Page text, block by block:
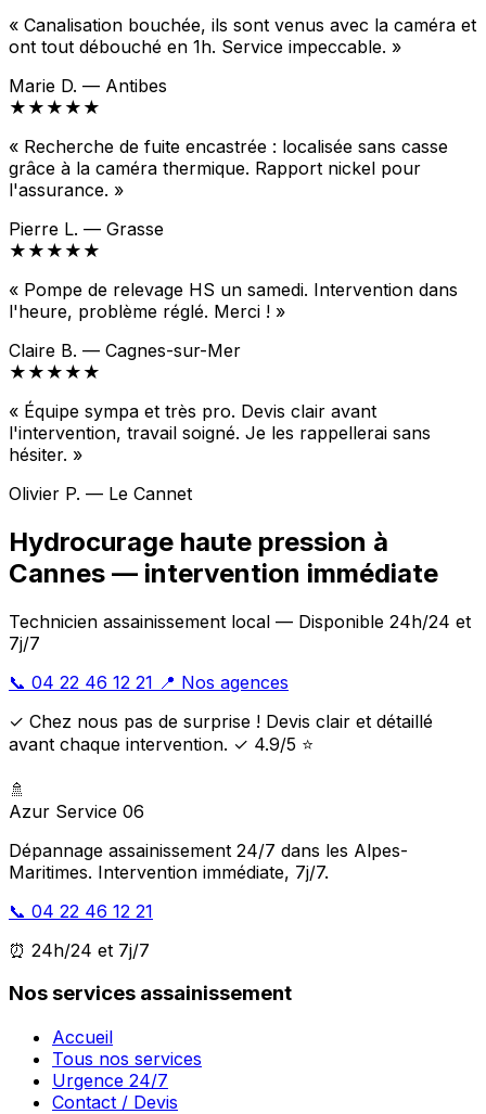
« Canalisation bouchée, ils sont venus avec la caméra et
ont tout débouché en 1h. Service impeccable. »
Marie D. — Antibes
★★★★★
« Recherche de fuite encastrée : localisée sans casse
grâce à la caméra thermique. Rapport nickel pour
l'assurance. »
Pierre L. — Grasse
★★★★★
« Pompe de relevage HS un samedi. Intervention dans
l'heure, problème réglé. Merci ! »
Claire B. — Cagnes-sur-Mer
★★★★★
« Équipe sympa et très pro. Devis clair avant
l'intervention, travail soigné. Je les rappellerai sans
hésiter. »
Olivier P. — Le Cannet
Hydrocurage haute pression à
Cannes — intervention immédiate
Technicien assainissement local — Disponible 24h/24 et
7j/7
📞 04 22 46 12 21 📍 Nos agences
✓ Chez nous pas de surprise ! Devis clair et détaillé
avant chaque intervention. ✓ 4.9/5 ⭐
🚿
Azur Service 06
Dépannage assainissement 24/7 dans les Alpes-
Maritimes. Intervention immédiate, 7j/7.
📞 04 22 46 12 21
⏰ 24h/24 et 7j/7
Nos services assainissement
Accueil
Tous nos services
Urgence 24/7
Contact / Devis